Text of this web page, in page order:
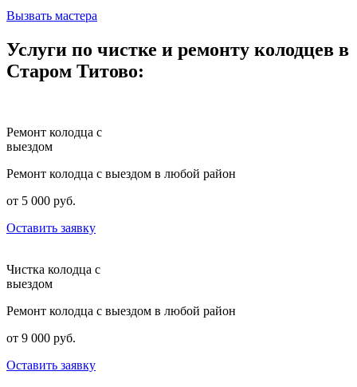
Вызвать мастера
Услуги по чистке и ремонту колодцев в
Старом Титово:
Ремонт колодца с
выездом
Ремонт колодца с выездом в любой район
от 5 000 руб.
Оставить заявку
Чистка колодца с
выездом
Ремонт колодца с выездом в любой район
от 9 000 руб.
Оставить заявку